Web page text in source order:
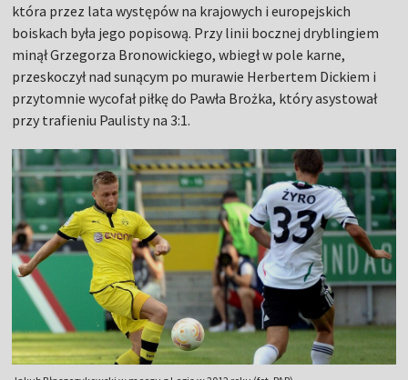
która przez lata występów na krajowych i europejskich
boiskach była jego popisową. Przy linii bocznej dryblingiem
minął Grzegorza Bronowickiego, wbiegł w pole karne,
przeskoczył nad sunącym po murawie Herbertem Dickiem i
przytomnie wycofał piłkę do Pawła Brożka, który asystował
przy trafieniu Paulisty na 3:1.